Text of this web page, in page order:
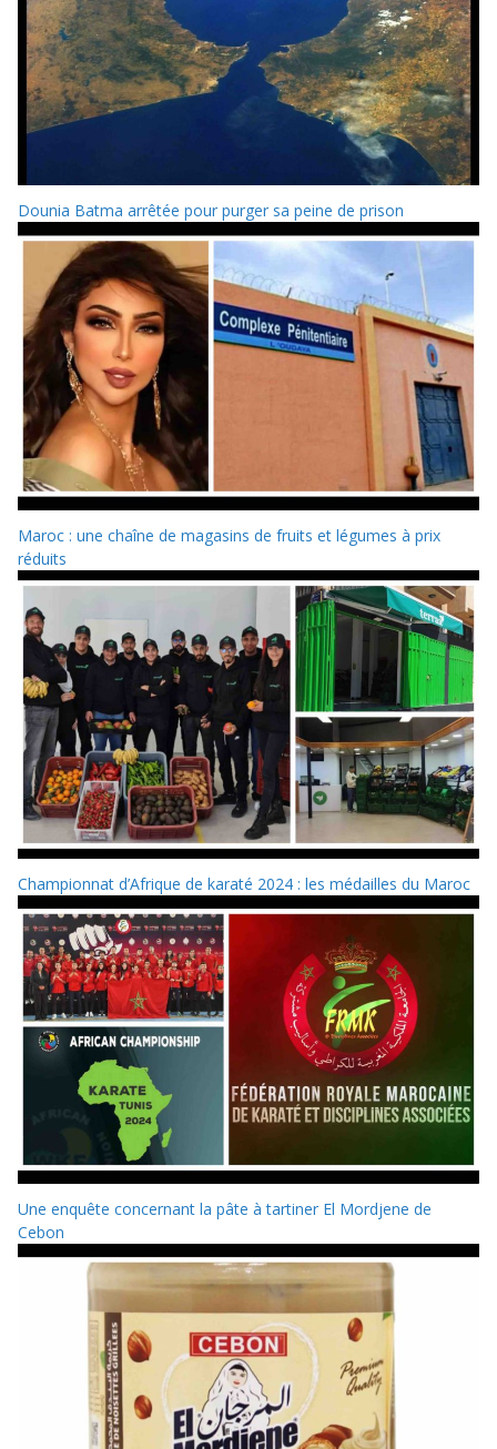
Dounia Batma arrêtée pour purger sa peine de prison
Maroc : une chaîne de magasins de fruits et légumes à prix
réduits
Championnat d’Afrique de karaté 2024 : les médailles du Maroc
Une enquête concernant la pâte à tartiner El Mordjene de
Cebon